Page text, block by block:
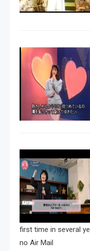
first time in several
no Air Mail